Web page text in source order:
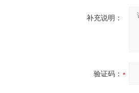
补充说明：
验证码：